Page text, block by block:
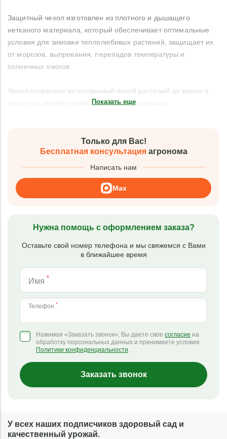
Защитный чехол изготовлен из плотного и дышащего
нетканого материала, который обеспечивает оптимальные
условия для зимовки теплолюбивых растений, защищает их
от морозов, выпревания, перепадов температуры и
солнечных ожогов.
Чехол сохраняет естественный покой растений до весны и
делает их менее уязвимыми перед грызунами.
Показать еще
Только для Вас!
Бесплатная консультацияагронома
Написать нам
Max
Нужна помощь с оформлением заказа?
Оставьте свой номер телефона и мы свяжемся с Вами
в ближайшее время
Имя *
Телефон *
Нажимая «Заказать звонок», Вы даете свое согласие на
обработку персональных данных и принимаете условия
Политики конфиденциальности.
Заказать звонок
У всех наших подписчиков здоровый сад и
качественный урожай.